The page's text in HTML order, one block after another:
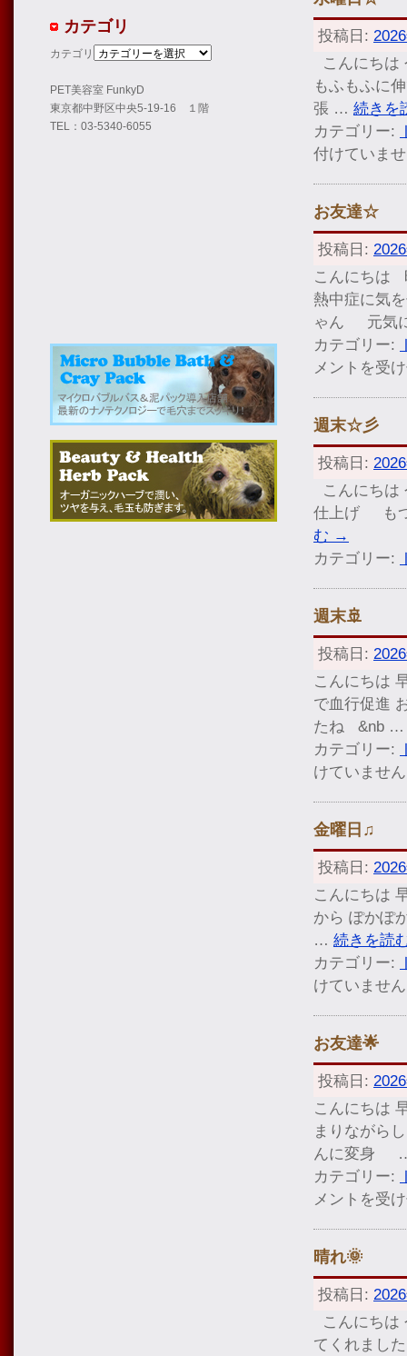
投稿日:
こんにち
もふもふに
張 … 続きを
カテゴリー:
付けていま
お友達☆
投稿日:
こんにちは
熱中症に気
ゃん 元気
カテゴリー:
メントを受
週末☆彡
投稿日:
こんにち
仕上げ も
む →
カテゴリー:
週末🚢
投稿日:
こんにちは
で血行促進
たね &nb
カテゴリー:
けていません
金曜日♫
投稿日:
こんにちは
から ぽかぽ
… 続きを読
カテゴリー:
けていません
お友達🌟
投稿日:
こんにちは
まりながら
んに変身
カテゴリー:
メントを受
晴れ🌞
投稿日:
こんにち
てくれまし
カテゴリ
カテゴリ
PET美容室 FunkyD
東京都中野区中央5-19-16 １階
TEL：03-5340-6055